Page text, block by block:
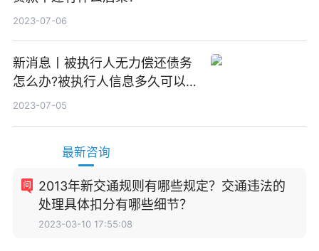
2023-07-06
新消息丨被执行人无力偿还债务
怎么办?被执行人信息多久可以
消除?
2023-07-05
最新咨询
2013年新交通规则有哪些规定？交通违法的
处理具体扣分有哪些细节？
2023-03-10 17:55:08